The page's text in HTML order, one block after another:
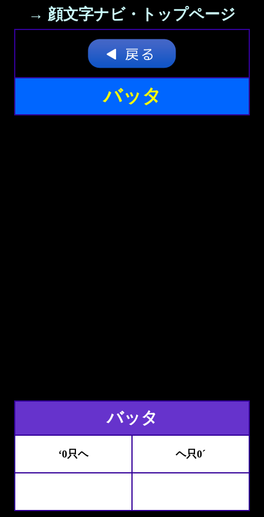
→ 顔文字ナビ・トップページ
バッタ
バッタ
‘0只ヘ ヘ只0´